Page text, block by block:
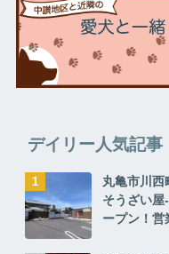
デイリー人気記事
丸亀市川西
そうざい屋
ープン！営